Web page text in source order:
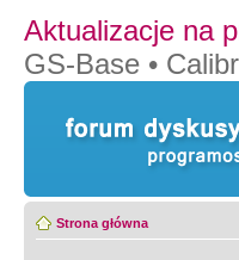
Aktualizacje na
GS-Base •
Strona główna